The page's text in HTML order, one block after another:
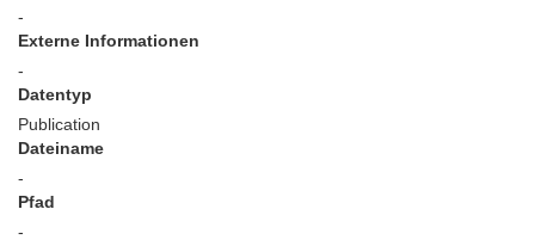
-
Externe Informationen
-
Datentyp
Publication
Dateiname
-
Pfad
-